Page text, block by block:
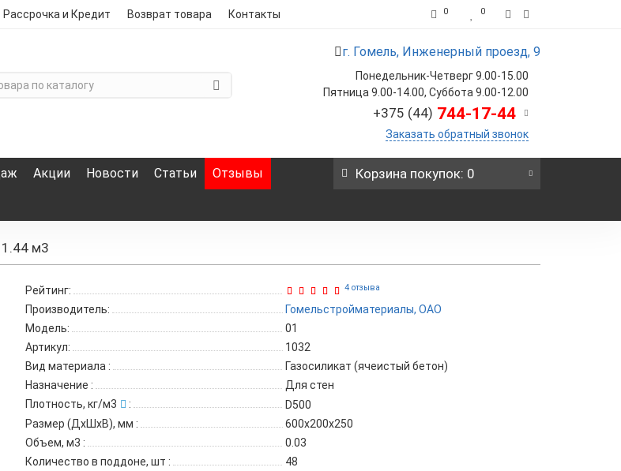
Рассрочка и Кредит Возврат товара Контакты 0 0
г. Гомель, Инженерный проезд, 9
Понедельник-Четверг 9.00-15.00
Пятница 9.00-14.00, Суббота 9.00-12.00
+375 (44) 744-17-44
Заказать обратный звонок
Акции Новости Статьи Отзывы Корзинапокупок: 0
м3
Рейтинг: 4 отзыва
Производитель:
Гомельстройматериалы, ОАО
Модель:
01
Артикул:
1032
Вид материала :
Газосиликат (ячеистый бетон)
Назначение :
Для стен
Плотность, кг/м3
:
D500
Размер (ДхШхВ), мм :
600х200х250
Объем, м3 :
0.03
Количество в поддоне, шт :
48